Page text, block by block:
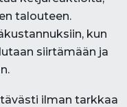
talouteen.
kun
siirtämään ja
ilman tarkkaa